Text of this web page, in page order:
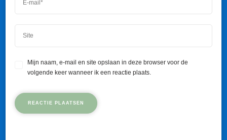
Mijn naam, e-mail en site opslaan in deze browser voor de
volgende keer wanneer ik een reactie plaats.